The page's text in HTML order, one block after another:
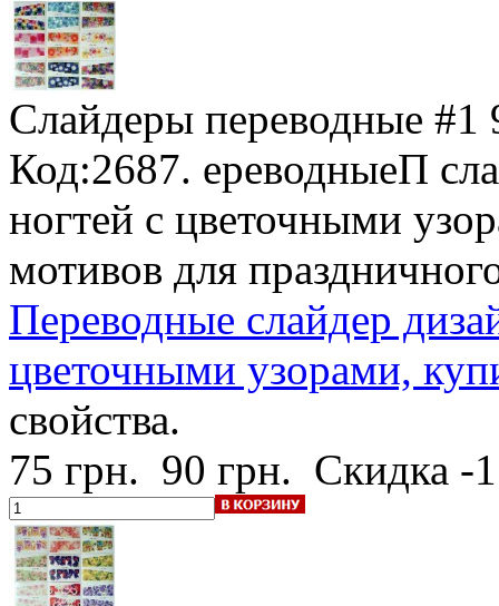
Слайдеры переводные #1
Код:2687. ереводныеП
ногтей с цветочными
мотивов для
Переводные слайдер
цветочными узорами,
свойства.
75 грн. 90 грн. Скидка -